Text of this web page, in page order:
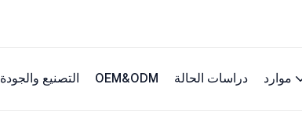
التصنيع والجودة OEM&ODM دراسات الحالة موارد